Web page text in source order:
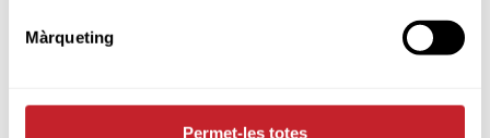
Màrqueting
Permet-les totes